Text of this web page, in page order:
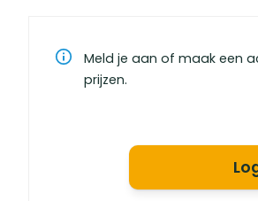
Meld je aan of maak een
prijzen.